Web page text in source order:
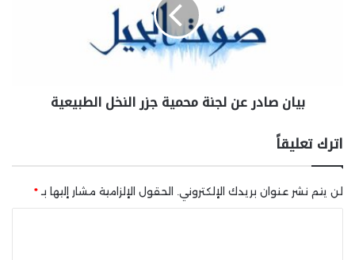
بيان صادر عن لجنة محمية جزر النخل الطبيعية
اترك تعليقاً
لن يتم نشر عنوان بريدك الإلكتروني. الحقول الإلزامية مشار إليها بـ *